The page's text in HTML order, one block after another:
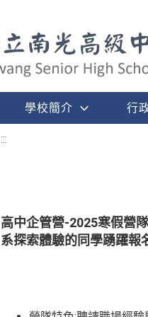
學校簡介 行
:::
高中企管營-2025寒假營
系探索體驗的同學踴躍報